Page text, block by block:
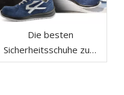
Die besten
Sicherheitsschuhe zum
Tragen mit Jeans